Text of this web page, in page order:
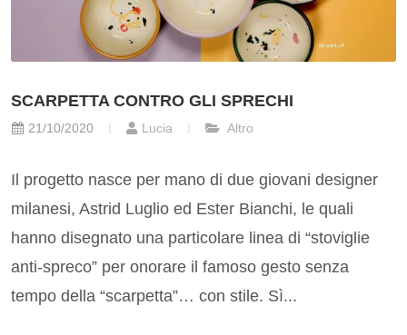
SCARPETTA CONTRO GLI SPRECHI
21/10/2020 Lucia Altro
Il progetto nasce per mano di due giovani designer
milanesi, Astrid Luglio ed Ester Bianchi, le quali
hanno disegnato una particolare linea di “stoviglie
anti-spreco” per onorare il famoso gesto senza
tempo della “scarpetta”… con stile. Sì...